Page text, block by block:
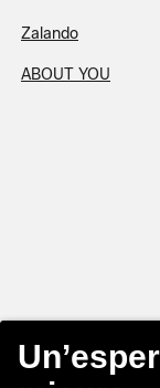
Zalando
ABOUT YOU